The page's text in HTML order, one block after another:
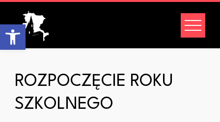
Open toolbar
content
ROZPOCZĘCIE ROKU
SZKOLNEGO